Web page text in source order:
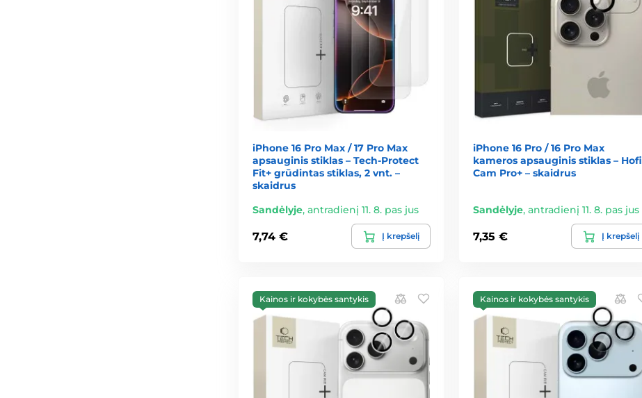
iPhone 16 Pro Max / 17 Pro Max
apsauginis stiklas – Tech-Protect
Fit+ grūdintas stiklas, 2 vnt. –
skaidrus
Sandėlyje, antradienį 11. 8. pas jus
7,74 € Į krepšelį
iPhone 16 Pro / 16 Pro Max
kameros apsauginis stiklas – Hofi
Cam Pro+ – skaidrus
Sandėlyje, antradienį 11. 8. pas jus
7,35 € Į krepšelį
Kainos ir kokybės santykis Kainos ir kokybės santykis